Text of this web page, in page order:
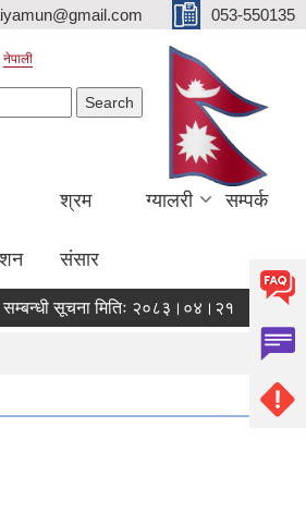
053-550135
नेपाली
श्रम
संसार
ग्यालरी सम्पर्क
सूचना मितिः २०८३।०४।२१